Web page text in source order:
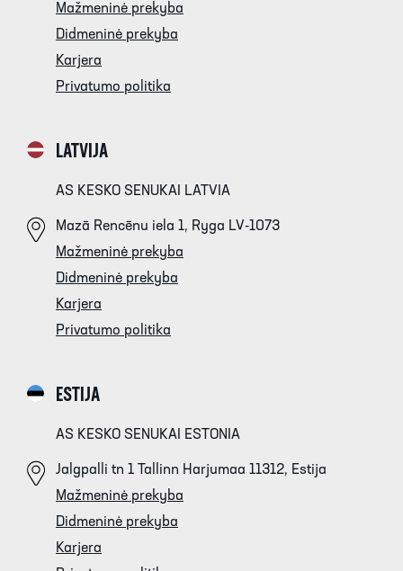
Mažmeninė prekyba
Didmeninė prekyba
Karjera
Privatumo politika
LATVIJA
AS KESKO SENUKAI LATVIA
Mazā Rencēnu iela 1, Ryga LV-1073
Mažmeninė prekyba
Didmeninė prekyba
Karjera
Privatumo politika
ESTIJA
AS KESKO SENUKAI ESTONIA
Jalgpalli tn 1 Tallinn Harjumaa 11312, Estija
Mažmeninė prekyba
Didmeninė prekyba
Karjera